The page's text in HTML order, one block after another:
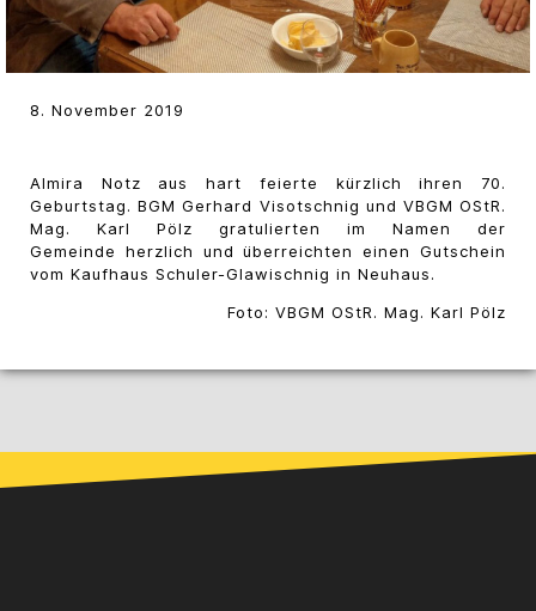
8. November 2019
Almira Notz aus hart feierte kürzlich ihren 70.
Geburtstag. BGM Gerhard Visotschnig und VBGM OStR.
Mag. Karl Pölz gratulierten im Namen der
Gemeinde herzlich und überreichten einen Gutschein
vom Kaufhaus Schuler-Glawischnig in Neuhaus.
Foto: VBGM OStR. Mag. Karl Pölz